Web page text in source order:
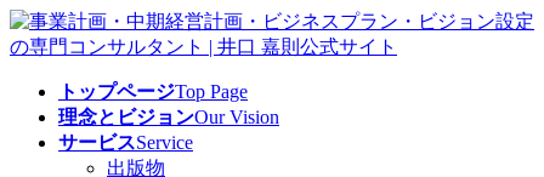
コ
ン
ナ
ビ
トップページTop Page
理念とビジョンOur Vision
サービスService
出版物